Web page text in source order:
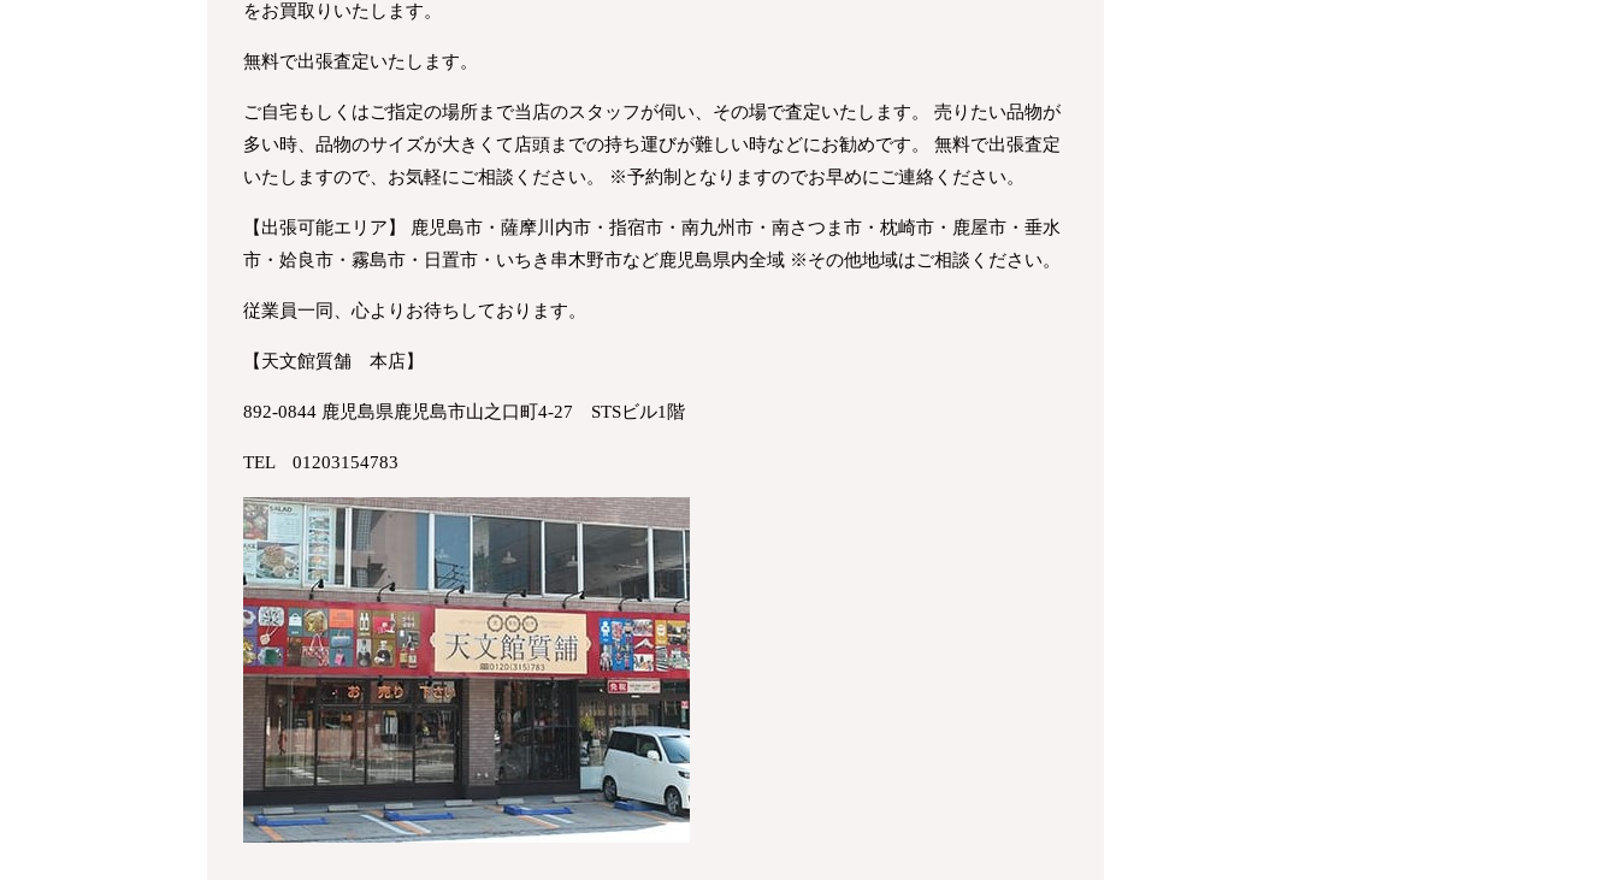
をお買取りいたします。
無料で出張査定いたします。
ご自宅もしくはご指定の場所まで当店のスタッフが伺い、その場で査定いたします。 売りたい品物が
多い時、品物のサイズが大きくて店頭までの持ち運びが難しい時などにお勧めです。 無料で出張査定
いたしますので、お気軽にご相談ください。 ※予約制となりますのでお早めにご連絡ください。
【出張可能エリア】 鹿児島市・薩摩川内市・指宿市・南九州市・南さつま市・枕崎市・鹿屋市・垂水
市・姶良市・霧島市・日置市・いちき串木野市など鹿児島県内全域 ※その他地域はご相談ください。
従業員一同、心よりお待ちしております。
【天文館質舗 本店】
892-0844 鹿児島県鹿児島市山之口町4-27 STSビル1階
TEL 01203154783